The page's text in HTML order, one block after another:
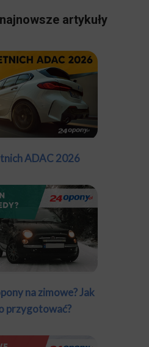
artykuły
ADAC 2026
na zimowe? Jak
przygotować?